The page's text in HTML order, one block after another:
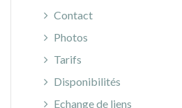
Contact
Photos
Tarifs
Disponibilités
Echange de liens